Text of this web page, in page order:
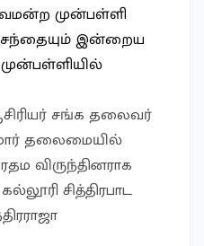
முன்பள்ளி
இன்றைய
சங்க தலைவர்
தலைமையில்
விருந்தினராக
சித்திரபாட